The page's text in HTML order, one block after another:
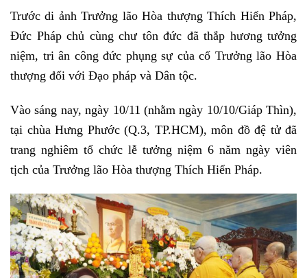
Trước di ảnh Trưởng lão Hòa thượng Thích Hiển Pháp,
Đức Pháp chủ cùng chư tôn đức đã thắp hương tưởng
niệm, tri ân công đức phụng sự của cố Trưởng lão Hòa
thượng đối với Đạo pháp và Dân tộc.
Vào sáng nay, ngày 10/11 (nhằm ngày 10/10/Giáp Thìn),
tại chùa Hưng Phước (Q.3, TP.HCM), môn đồ đệ tử đã
trang nghiêm tổ chức lễ tưởng niệm 6 năm ngày viên
tịch của Trưởng lão Hòa thượng Thích Hiển Pháp.